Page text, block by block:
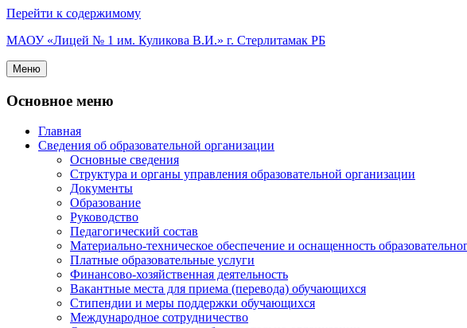
Перейти к содержимому
МАОУ «Лицей № 1 им. Куликова В.И.» г. Стерлитамак РБ
Меню
Основное меню
Главная
Сведения об образовательной организации
Основные сведения
Структура и органы управления образовательной организации
Документы
Образование
Руководство
Педагогический состав
Материально-техническое обеспечение и оснащенность
Платные образовательные услуги
Финансово-хозяйственная деятельность
Вакантные места для приема (перевода) обучающихся
Стипендии и меры поддержки обучающихся
Международное сотрудничество